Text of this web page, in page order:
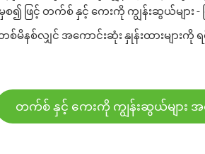
စ၍ ဖြင့် တက်စ် နှင့် ကေးကို ကျွန်းဆွယ်မျာ
နစ်လျှင် အကောင်းဆုံး နှုန်းထားများ
တက်စ် နှင့် ကေးကို ကျွန်းဆွယ်များ အ